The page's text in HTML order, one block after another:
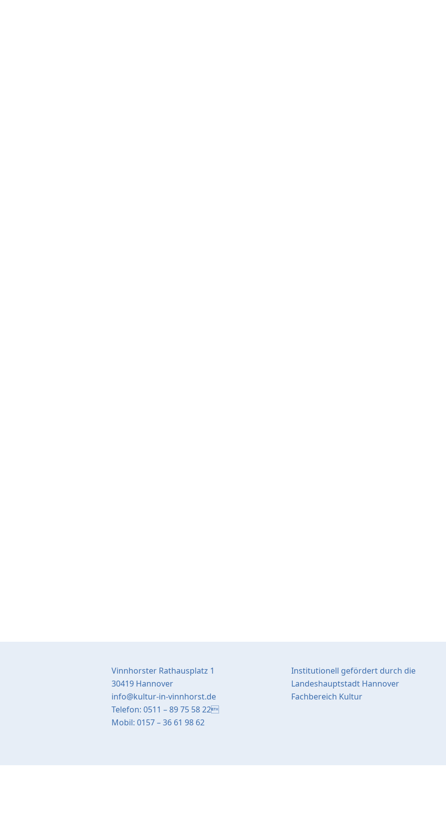
Vinnhorster Rathausplatz 1
30419 Hannover
info@kultur-in-vinnhorst.de
Telefon: 0511 – 89 75 58 22
Mobil: 0157 – 36 61 98 62
Institutionell gefördert durch die
Landeshauptstadt Hannover
Fachbereich Kultur